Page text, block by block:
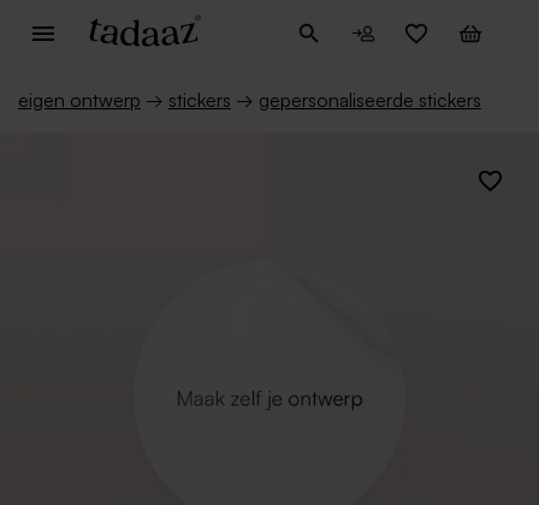
eigen ontwerp → stickers → gepersonaliseerde stickers